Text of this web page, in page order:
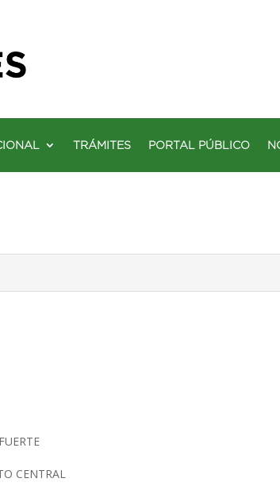
TRÁMITES PORTAL PÚBLICO
CENTRAL